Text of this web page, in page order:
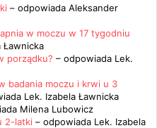
– odpowiada Aleksander
w moczu w 17 tygodniu
Ławnicka
porządku? – odpowiada Lek.
badania moczu i krwi u 3
Lek. Izabela Ławnicka
Milena Lubowicz
2-latki – odpowiada Lek. Izabela